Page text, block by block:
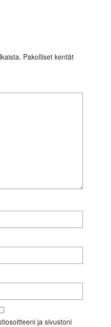
Pakolliset kentät
ja sivustoni